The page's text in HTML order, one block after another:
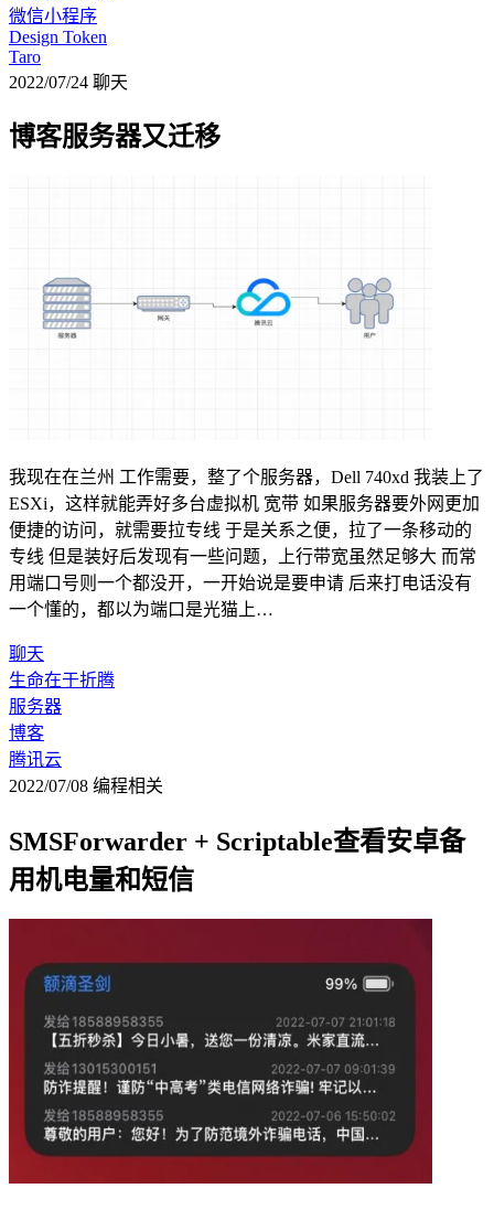
微信小程序
Design Token
Taro
2022/07/24 聊天
博客服务器又迁移
我现在在兰州 工作需要，整了个服务器，Dell 740xd 我装上了
ESXi，这样就能弄好多台虚拟机 宽带 如果服务器要外网更加
便捷的访问，就需要拉专线 于是关系之便，拉了一条移动的
专线 但是装好后发现有一些问题，上行带宽虽然足够大 而常
用端口号则一个都没开，一开始说是要申请 后来打电话没有
一个懂的，都以为端口是光猫上…
聊天
生命在于折腾
服务器
博客
腾讯云
2022/07/08 编程相关
SMSForwarder + Scriptable查看安卓备
用机电量和短信